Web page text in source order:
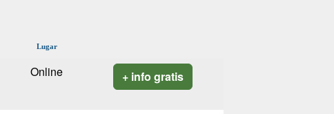
Lugar
Online + info gratis